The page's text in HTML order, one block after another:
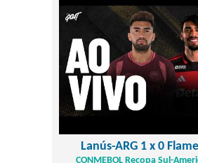
Lanús-ARG 1 x 0
CONMEBOL Recopa Sul-